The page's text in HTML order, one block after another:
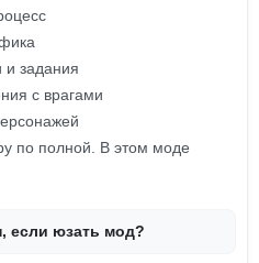
и задания
с врагами
по полной. В этом моде
если юзать мод?